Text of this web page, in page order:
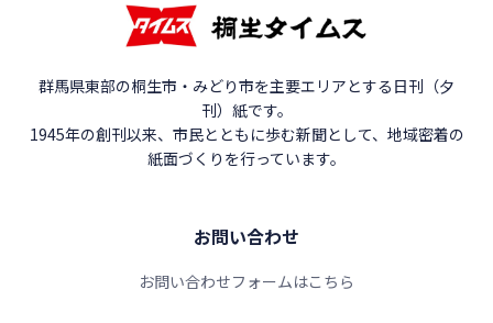
群馬県東部の桐生市・みどり市を主要エリアとする日刊（夕
刊）紙です。
1945年の創刊以来、市民とともに歩む新聞として、地域密着の
紙面づくりを行っています。
お問い合わせ
お問い合わせフォームはこちら